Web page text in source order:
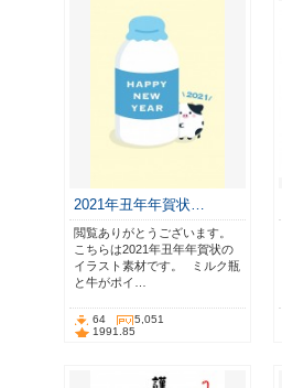
2021年丑年年賀状…
閲覧ありがとうございます。⠀
こちらは2021年丑年年賀状の
イラスト素材です。⠀ミルク瓶
と牛がポイ…
64
5,051
1991.85